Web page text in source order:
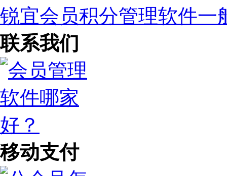
锐宜会员积分管理软件一
联系我们
移动支付